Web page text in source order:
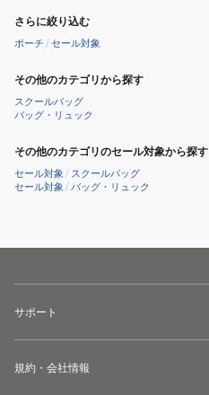
さらに絞り込む
ポーチ /セール対象
その他のカテゴリから探す
スクールバッグ
バッグ・リュック
その他のカテゴリのセール対象から探す
セール対象 / スクールバッグ
セール対象 /バッグ・リュック
サポート
規約・会社情報